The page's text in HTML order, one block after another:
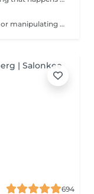
Feel alive again! is the practice of kneading or manipulating a person's muscles and other soft-tissue in order to reduce stress, reduce muscle pain, increase relaxation and improve the work of the immune system. Benefits of getting a back health massage: - reduces stress - relaxing - improves blood circulation - improves body immune system How is massage back health done? - head and neck are massaged - shoulders and back are massaged - hands and arms are massaged Age restrictions: there are no age restrictions for this procedure. Post procedure recommendations: do not do sport and any sharp movements for 2-3 hours after the procedure. Frequency: 1-2 times per week, 10 times in total. Repeat once in 3-6 months.
694